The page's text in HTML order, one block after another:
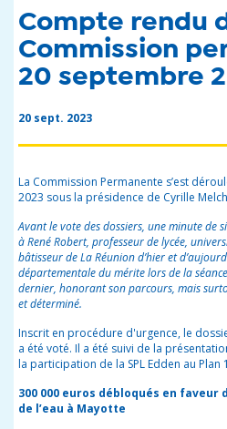
Compte rendu
Commission
20 septembre
20 sept. 2023
La Commission Permanente s’est
2023 sous la présidence de Cyrille
Avant le vote des dossiers, une minute de
à René Robert, professeur de lycée,
bâtisseur de La Réunion d’hieret d’
départementale du mérite lors de la
dernier, honorantson parcours, mais
et déterminé.
Inscrit en procédure d'urgence, le
a été voté. Il a été suivi de la
la participation de la SPL Edden au Plan
300 000 euros débloqués en
de l’eau à Mayotte